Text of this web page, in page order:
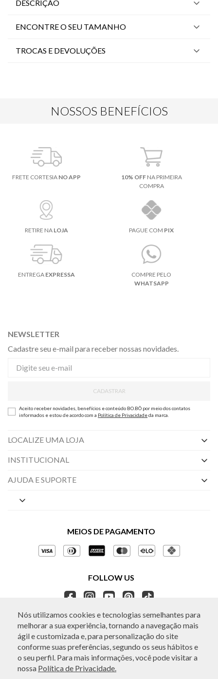
Nós utilizamos cookies e tecnologias semelhantes para
melhorar a sua experiência, tornando a navegação mais
ágil e customizada e, para personalização do site
conforme suas preferências, segundo os seus hábitos e
o seu perfil. Para mais informações, você pode visitar a
nossa Política de Privacidade.
DESCRIÇÃO
ENCONTRE O SEU TAMANHO
TROCAS E DEVOLUÇÕES
NOSSOS BENEFÍCIOS
FRETE CORTESIA NO APP 10% OFFNA PRIMEIRA
COMPRA
RETIRE NA LOJA PAGUE COM PIX
ENTREGA EXPRESSA
COMPRE PELO
WHATSAPP
NEWSLETTER
Cadastre seu e-mail para receber nossas novidades.
CADASTRAR
Aceito receber novidades, benefícios e conteúdo BO.BÔ por meio dos contatos
informados e estou de acordo com a Política de Privacidadeda marca.
LOCALIZE UMA LOJA
INSTITUCIONAL
Nossas Lojas
Políticas de Privacidade
Gestão de Privacidade
Ética e Sustentabilidade
Seja um Revendedor
APP BO.BÔ
AJUDA E SUPORTE
Central de Preferências
Perguntas frequentes
Regulamentos e Promoções
MEIOS DE PAGAMENTO
FOLLOW US
© Copyright 2026 - Todos os direitos reservados. A BO.BÔ reserva-se no